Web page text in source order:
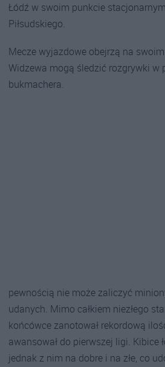
Łódź w swoim punkcie
Piłsudskiego.
Mecze wyjazdowe obejrzą na
Widzewa mogą śledzić rozgrywki w
bukmachera.
pewnością nie może zaliczyć
udanych. Mimo całkiem niezłego
końcówce zanotował rekordową
awansował do pierwszej ligi. Kibice
jednak z nim na dobre i na złe, co